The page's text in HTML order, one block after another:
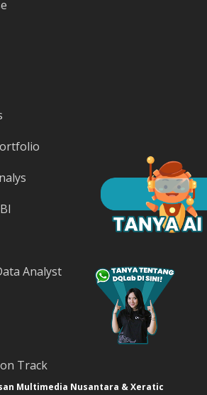
Analyst
Track
Multimedia Nusantara & Xeratic